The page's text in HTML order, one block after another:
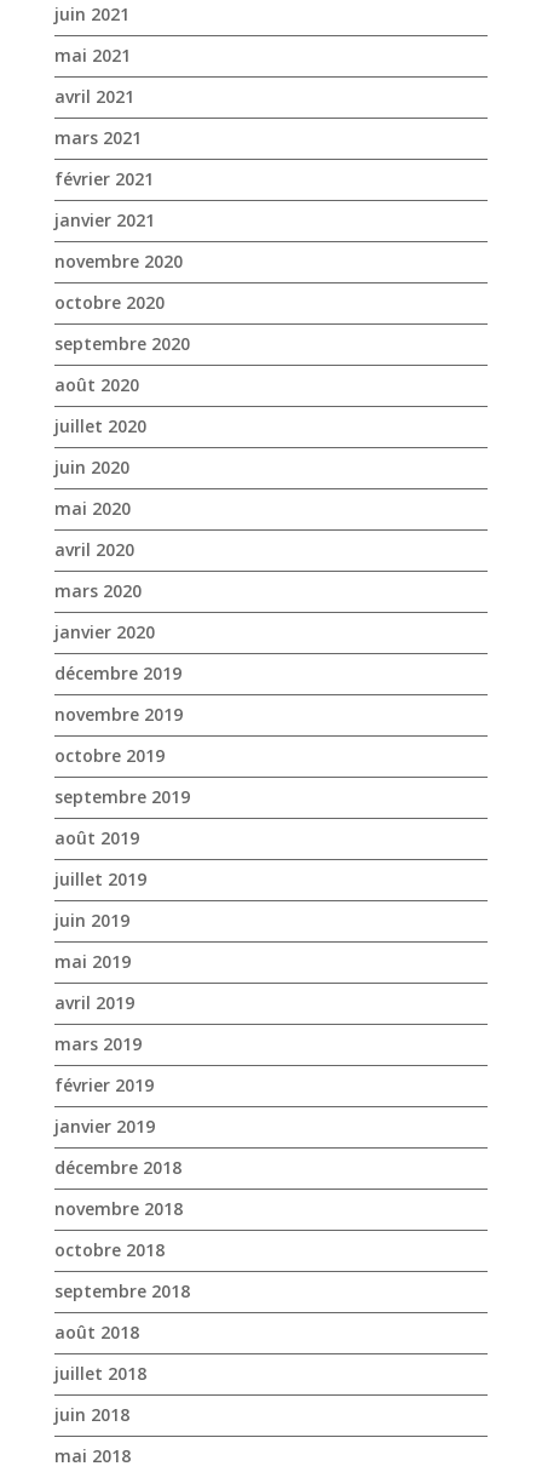
juin 2021
mai 2021
avril 2021
mars 2021
février 2021
janvier 2021
novembre 2020
octobre 2020
septembre 2020
août 2020
juillet 2020
juin 2020
mai 2020
avril 2020
mars 2020
janvier 2020
décembre 2019
novembre 2019
octobre 2019
septembre 2019
août 2019
juillet 2019
juin 2019
mai 2019
avril 2019
mars 2019
février 2019
janvier 2019
décembre 2018
novembre 2018
octobre 2018
septembre 2018
août 2018
juillet 2018
juin 2018
mai 2018